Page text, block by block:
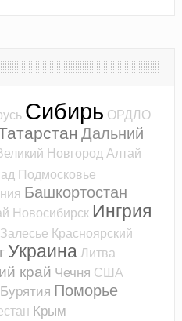
Сибирь ОРДЛО
Дальний
НовгородАлтай
Подмосковье
Башкортостан
Новосибирск Ингрия
Залесье Красноярский
УкраинаЛитва
край Чечня США
Бурятия Поморье
Крым